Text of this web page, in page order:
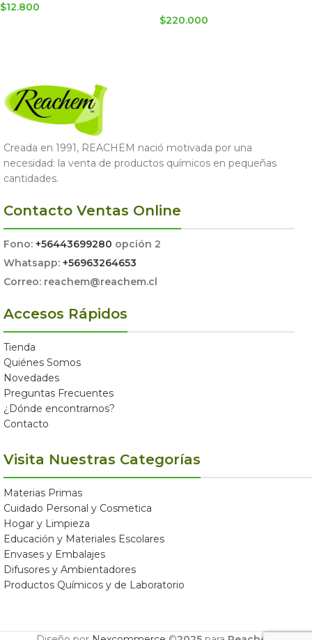
$12.800
$220.000
Creada en 1991, REACHEM nació motivada por una
necesidad: la venta de productos químicos en pequeñas
cantidades.
Contacto Ventas Online
Fono: +56443699280 opción 2
Whatsapp: +56963264653
Correo: reachem@reachem.cl
Accesos Rápidos
Tienda
Quiénes Somos
Novedades
Preguntas Frecuentes
¿Dónde encontrarnos?
Contacto
Visita Nuestras Categorías
Materias Primas
Cuidado Personal y Cosmetica
Hogar y Limpieza
Educación y Materiales Escolares
Envases y Embalajes
Difusores y Ambientadores
Productos Químicos y de Laboratorio